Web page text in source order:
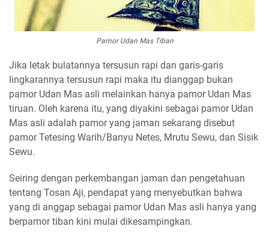
Pamor Udan Mas Tiban
Jika letak bulatannya tersusun rapi dan garis-garis
lingkarannya tersusun rapi maka itu dianggap bukan
pamor Udan Mas asli melainkan hanya pamor Udan Mas
tiruan. Oleh karena itu, yang diyakini sebagai pamor Udan
Mas asli adalah pamor yang jaman sekarang disebut
pamor Tetesing Warih/Banyu Netes, Mrutu Sewu, dan Sisik
Sewu.
Seiring dengan perkembangan jaman dan pengetahuan
tentang Tosan Aji, pendapat yang menyebutkan bahwa
yang di anggap sebagai pamor Udan Mas asli hanya yang
berpamor tiban kini mulai dikesampingkan.